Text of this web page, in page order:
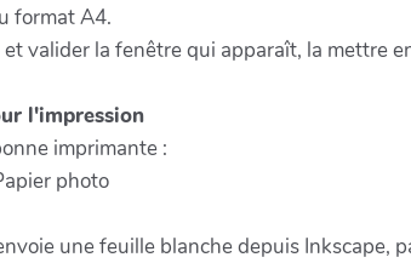
format A4.
valider la fenêtre qui apparaît, la mettre
l'impression
imprimante :
photo
une feuille blanche depuis Inkscape,